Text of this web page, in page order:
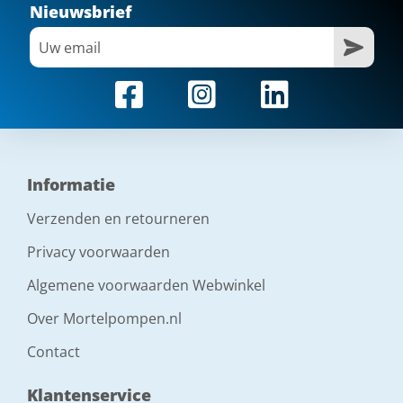
Nieuwsbrief
Informatie
Verzenden en retourneren
Privacy voorwaarden
Algemene voorwaarden Webwinkel
Over Mortelpompen.nl
Contact
Klantenservice